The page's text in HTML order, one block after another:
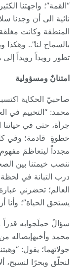
“القمة”؛ واجهتنا
نائية الى أن وجدنا
المنطقة وكانت
بالسماح لنا”.. وهكذا
تطور رويداً رويداً
امتنانٌ ومسؤولية
صاحبيّ الحكاية
محمد: “التخييم في
جرأة، حتى في حياتنا
خطوةٍ قادمة؛ وفي
مجدداً ليتعاظمَ
ننصب خيمتنا بين
درب التبانة في
العالم؛ تحضرني
يستحق الحياة”؛
سؤالٌ حملَجوابه قدراً
محمد وأخيهإيصاله من
جولاتهما؛ يقول:
لنحلّق وبحرًا لنسبح،